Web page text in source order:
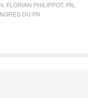
FLORIAN PHILIPPOT, FN
DU FN